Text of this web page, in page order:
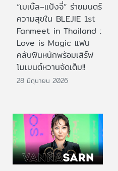
“เมเบิ้ล–แป้งจี่” ร่ายมนตร์
ความสุขใน BLEJIE 1st
Fanmeet in Thailand :
Love is Magic แฟน
คลับฟินหนักพร้อมเสิร์ฟ
โมเมนต์หวานจัดเต็ม!!
28 มิถุนายน 2026